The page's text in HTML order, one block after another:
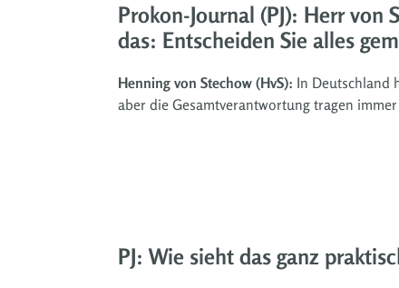
Prokon-Journal (PJ): Herr von
das: Entscheiden Sie alles
Henning von Stechow (HvS): In Deutschland
aber die Gesamtverantwortung tragen
PJ: Wie sieht das ganz